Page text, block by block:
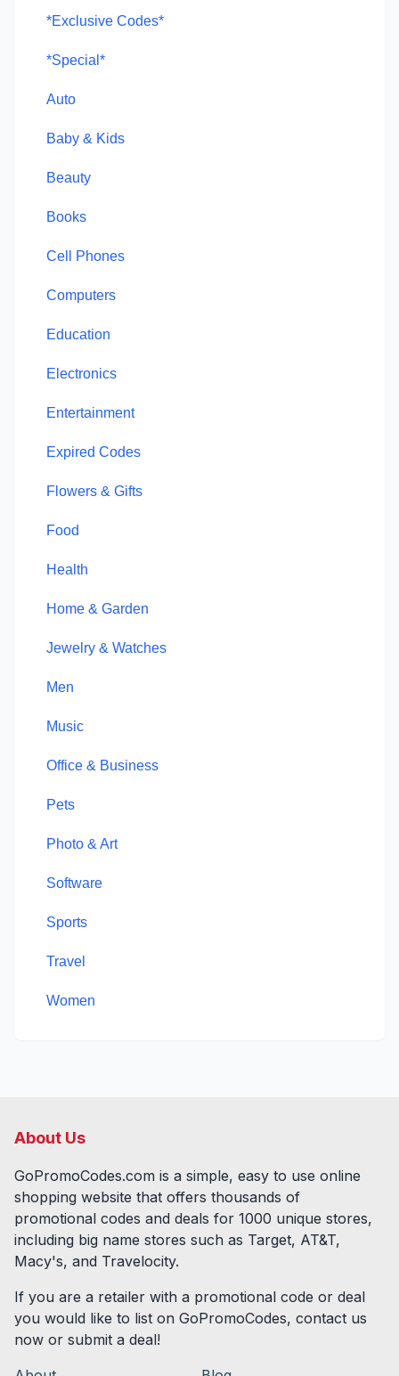
*Exclusive Codes*
*Special*
Auto
Baby & Kids
Beauty
Books
Cell Phones
Computers
Education
Electronics
Entertainment
Expired Codes
Flowers & Gifts
Food
Health
Home & Garden
Jewelry & Watches
Men
Music
Office & Business
Pets
Photo & Art
Software
Sports
Travel
Women
About Us
GoPromoCodes.com is a simple, easy to use online
shopping website that offers thousands of
promotional codes and deals for 1000 unique stores,
including big name stores such as Target, AT&T,
Macy's, and Travelocity.
If you are a retailer with a promotional code or deal
you would like to list on GoPromoCodes, contact us
now or submit a deal!